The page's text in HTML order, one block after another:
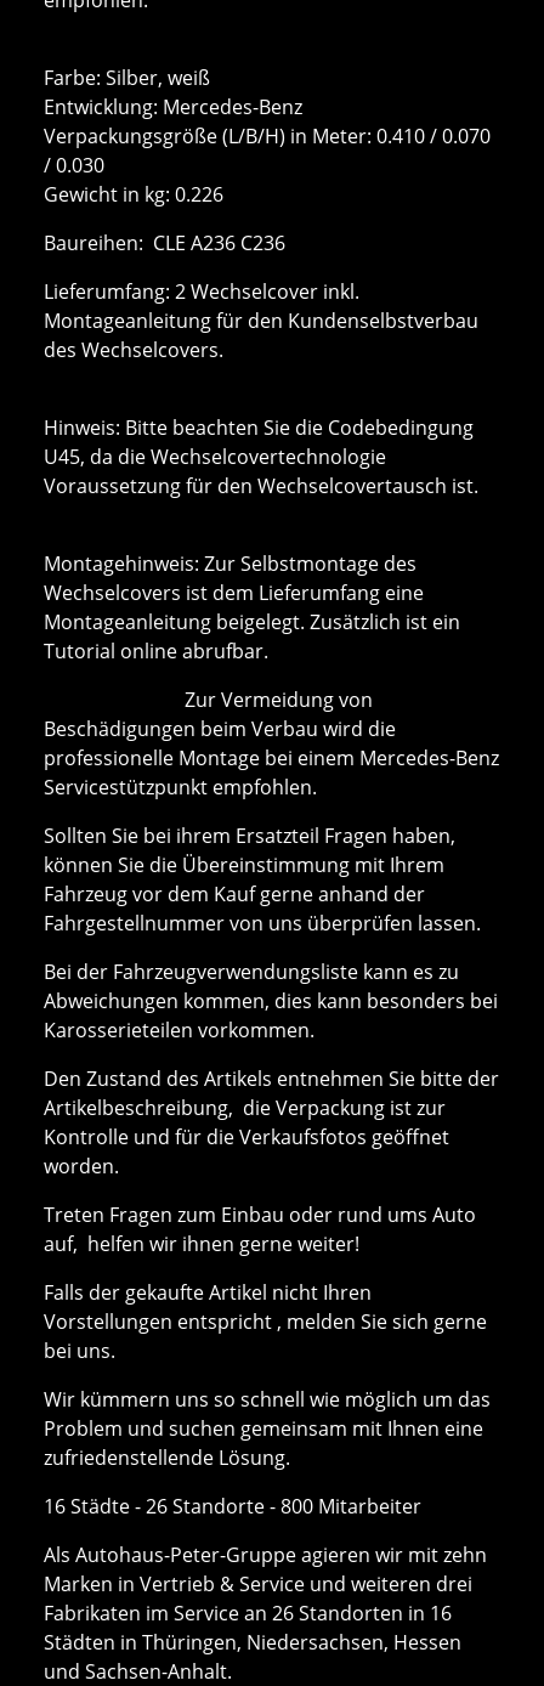
Farbe: Silber, weiß
Entwicklung: Mercedes-Benz
Verpackungsgröße (L/B/H) in Meter: 0.410 / 0.070
/ 0.030
Gewicht in kg: 0.226
Baureihen: CLE A236 C236
Lieferumfang: 2 Wechselcover inkl.
Montageanleitung für den Kundenselbstverbau
des Wechselcovers.
Hinweis: Bitte beachten Sie die Codebedingung
U45, da die Wechselcovertechnologie
Voraussetzung für den Wechselcovertausch ist.
Montagehinweis: Zur Selbstmontage des
Wechselcovers ist dem Lieferumfang eine
Montageanleitung beigelegt. Zusätzlich ist ein
Tutorial online abrufbar.
Zur Vermeidung von
Beschädigungen beim Verbau wird die
professionelle Montage bei einem Mercedes-Benz
Servicestützpunkt empfohlen.
Sollten Sie bei ihrem Ersatzteil Fragen haben,
können Sie die Übereinstimmung mit Ihrem
Fahrzeug vor dem Kauf gerne anhand der
Fahrgestellnummer von uns überprüfen lassen.
Bei der Fahrzeugverwendungsliste kann es zu
Abweichungen kommen, dies kann besonders bei
Karosserieteilen vorkommen.
Den Zustand des Artikels entnehmen Sie bitte der
Artikelbeschreibung, die Verpackung ist zur
Kontrolle und für die Verkaufsfotos geöffnet
worden.
Treten Fragen zum Einbau oder rund ums Auto
auf, helfen wir ihnen gerne weiter!
Falls der gekaufte Artikel nicht Ihren
Vorstellungen entspricht , melden Sie sich gerne
bei uns.
Wir kümmern uns so schnell wie möglich um das
Problem und suchen gemeinsam mit Ihnen eine
zufriedenstellende Lösung.
16 Städte - 26 Standorte - 800 Mitarbeiter
Als Autohaus-Peter-Gruppe agieren wir mit zehn
Marken in Vertrieb & Service und weiteren drei
Fabrikaten im Service an 26 Standorten in 16
Städten in Thüringen, Niedersachsen, Hessen
und Sachsen-Anhalt.